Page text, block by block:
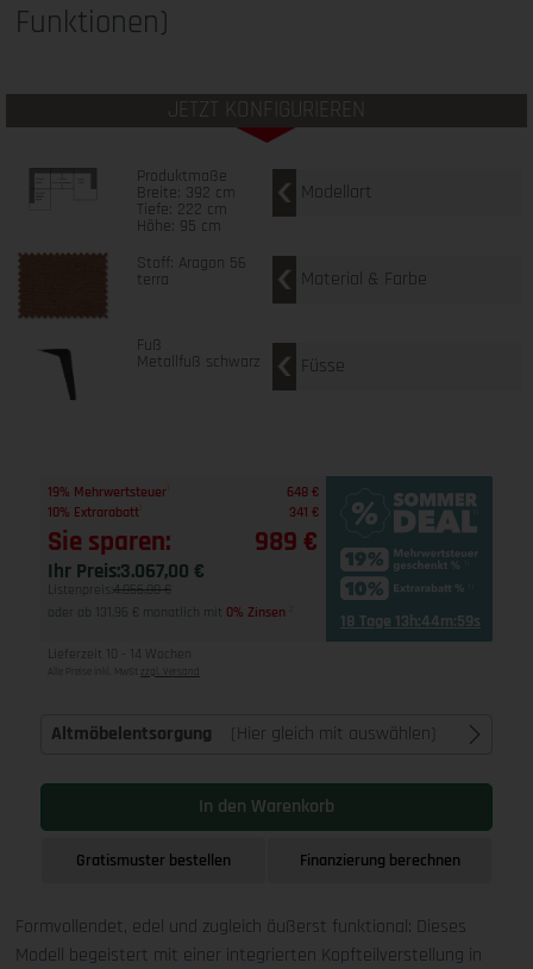
Funktionen)
JETZT KONFIGURIEREN
Produktmaße
Breite: 392 cm
Tiefe: 222 cm
Höhe: 95 cm
Modellart
Stoff: Aragon 56
terra Material & Farbe
Fuß
Metallfuß schwarz Füsse
19% Mehrwertsteuer
648 €
10% Extrarabatt
341 €
Sie sparen: 989 €
Ihr Preis:3.067,00 €
Listenpreis: 4.056,00 €
oder ab 131,96 € monatlich mit 0% Zinsen 18 Tage 13h:44m:58s
Lieferzeit 10 - 14 Wochen
Alle Preise inkl. MwSt zzgl. Versand
Altmöbelentsorgung (Hier gleich mit auswählen)
In den Warenkorb
Gratismuster bestellen Finanzierung berechnen
Formvollendet, edel und zugleich äußerst funktional: Dieses
Modell begeistert mit einer integrierten Kopfteilverstellung in